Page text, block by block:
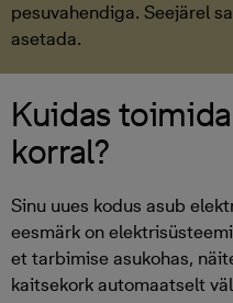
pesuvahendiga. Seejärel
asetada.
Kuidas
korral?
Sinu uues kodus asub
eesmärk on
et tarbimise asukohas,
kaitsekork automaatselt